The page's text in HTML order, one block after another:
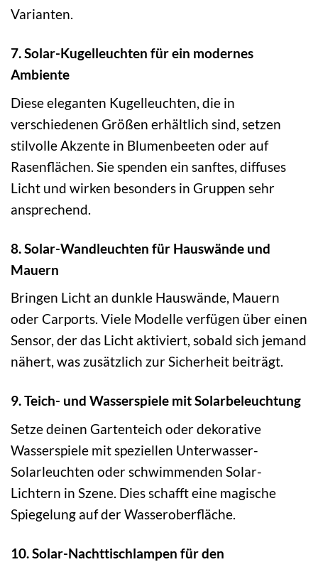
Varianten.
7. Solar-Kugelleuchten für ein modernes
Ambiente
Diese eleganten Kugelleuchten, die in
verschiedenen Größen erhältlich sind, setzen
stilvolle Akzente in Blumenbeeten oder auf
Rasenflächen. Sie spenden ein sanftes, diffuses
Licht und wirken besonders in Gruppen sehr
ansprechend.
8. Solar-Wandleuchten für Hauswände und
Mauern
Bringen Licht an dunkle Hauswände, Mauern
oder Carports. Viele Modelle verfügen über einen
Sensor, der das Licht aktiviert, sobald sich jemand
nähert, was zusätzlich zur Sicherheit beiträgt.
9. Teich- und Wasserspiele mit Solarbeleuchtung
Setze deinen Gartenteich oder dekorative
Wasserspiele mit speziellen Unterwasser-
Solarleuchten oder schwimmenden Solar-
Lichtern in Szene. Dies schafft eine magische
Spiegelung auf der Wasseroberfläche.
10. Solar-Nachttischlampen für den